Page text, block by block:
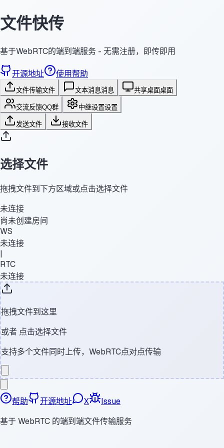
文件快传
基于WebRTC的端到端服务 - 无需注册，即传即用
开源地址 使用帮助
文件传输文件 文本消息消息 共享桌面桌面
交流反馈QQ群 中继设置设置
发送文件 接收文件
选择文件
拖拽文件到下方区域或点击选择文件
未连接
尚未创建房间
WS
未连接
|
RTC
未连接
拖拽文件到这里
或者 点击选择文件
支持多个文件同时上传，WebRTC点对点传输
帮助 开源地址 X
Issue
基于 WebRTC 的端到端文件传输服务